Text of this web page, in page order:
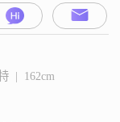
找一个善良，
，一起享受生
|  162cm